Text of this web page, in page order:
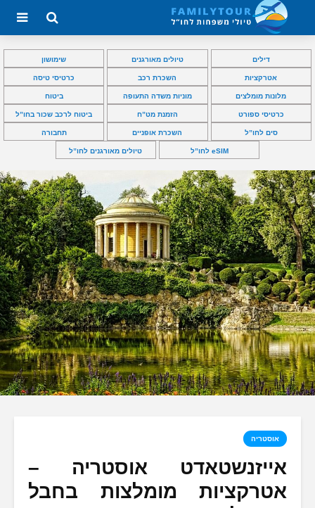
דילים טיולים מאורגנים שימושון
אטרקציות השכרת רכב כרטיסי טיסה
מלונות מומלצים מוניות משדה התעופה ביטוח
כרטיסי ספורט הזמנת מט”ח ביטוח לרכב שכור בחו”ל
סים לחו”ל השכרת אופניים תחבורה
eSIM לחו”ל טיולים מאורגנים לחו”ל
אוסטריה
אייזנשטאדט אוסטריה –
אטרקציות מומלצות בחבל